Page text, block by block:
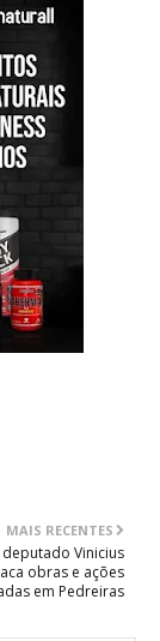
MAIS RECENTES
Vinicius
obras e ações
em Pedreiras